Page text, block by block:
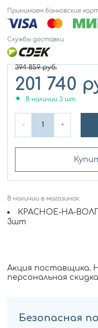
Принимаем банковские
Службы доставки:
394 859руб.
201 740
В наличии 3 шт.
- +
В наличии в магазинах:
КРАСНОЕ-НА-
3шт
Акция поставщика.
персональная
Безопасная